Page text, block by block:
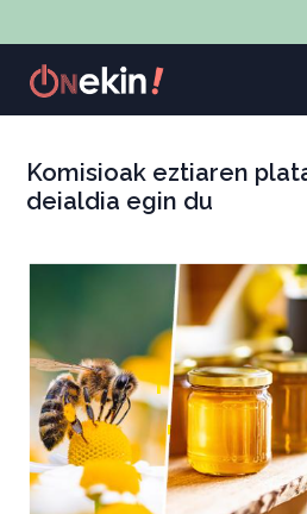
Komisioak eztiaren
deialdia egin du